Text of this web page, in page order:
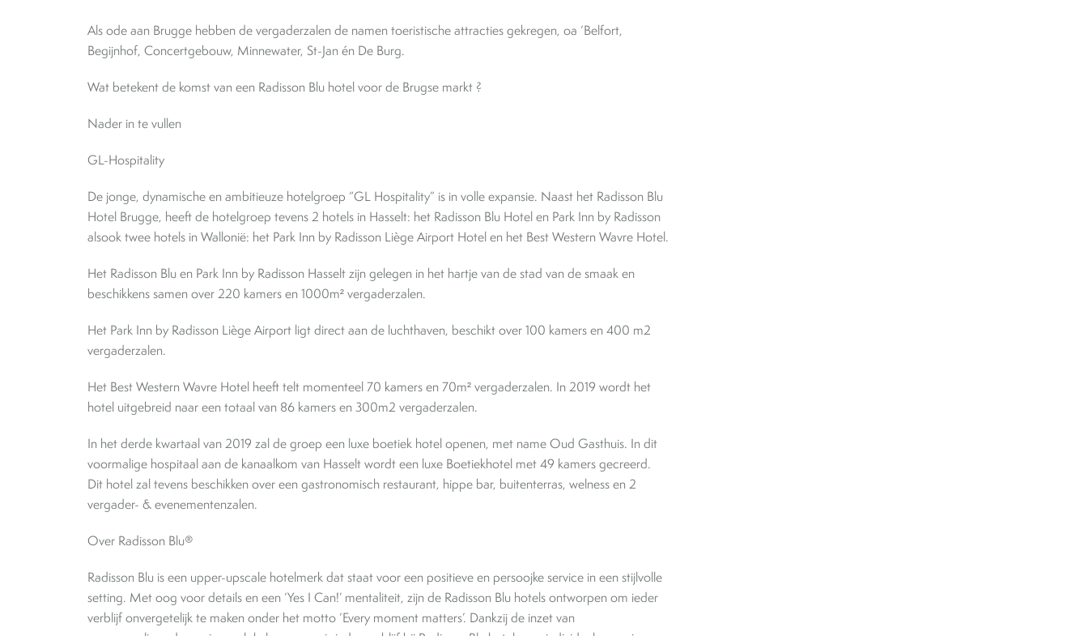
Als ode aan Brugge hebben de vergaderzalen de namen toeristische attracties gekregen, oa ‘Belfort,
Begijnhof, Concertgebouw, Minnewater, St-Jan én De Burg.
Wat betekent de komst van een Radisson Blu hotel voor de Brugse markt ?
Nader in te vullen
GL-Hospitality
De jonge, dynamische en ambitieuze hotelgroep “GL Hospitality” is in volle expansie. Naast het Radisson Blu
Hotel Brugge, heeft de hotelgroep tevens 2 hotels in Hasselt: het Radisson Blu Hotel en Park Inn by Radisson
alsook twee hotels in Wallonië: het Park Inn by Radisson Liège Airport Hotel en het Best Western Wavre Hotel.
Het Radisson Blu en Park Inn by Radisson Hasselt zijn gelegen in het hartje van de stad van de smaak en
beschikkens samen over 220 kamers en 1000m² vergaderzalen.
Het Park Inn by Radisson Liège Airport ligt direct aan de luchthaven, beschikt over 100 kamers en 400 m2
vergaderzalen.
Het Best Western Wavre Hotel heeft telt momenteel 70 kamers en 70m² vergaderzalen. In 2019 wordt het
hotel uitgebreid naar een totaal van 86 kamers en 300m2 vergaderzalen.
In het derde kwartaal van 2019 zal de groep een luxe boetiek hotel openen, met name Oud Gasthuis. In dit
voormalige hospitaal aan de kanaalkom van Hasselt wordt een luxe Boetiekhotel met 49 kamers gecreerd.
Dit hotel zal tevens beschikken over een gastronomisch restaurant, hippe bar, buitenterras, welness en 2
vergader- & evenementenzalen.
Over Radisson Blu®
Radisson Blu is een upper-upscale hotelmerk dat staat voor een positieve en persoojke service in een stijlvolle
setting. Met oog voor details en een ‘Yes I Can!’ mentaliteit, zijn de Radisson Blu hotels ontworpen om ieder
verblijf onvergetelijk te maken onder het motto ‘Every moment matters’. Dankzij de inzet van